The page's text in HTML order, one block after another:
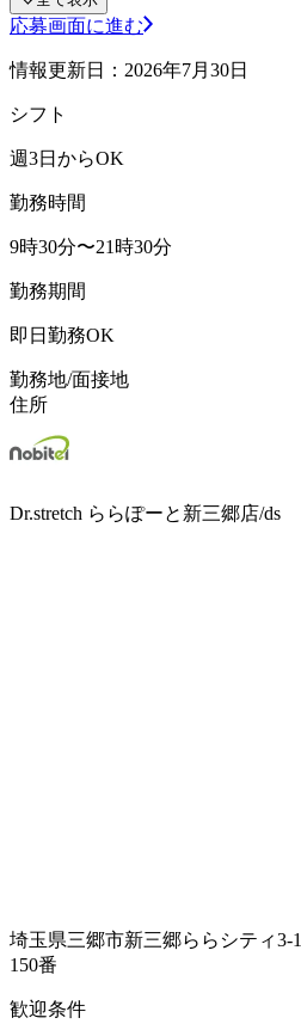
応募画面に進む
情報更新日：2026年7月30日
シフト
週3日からOK
勤務時間
9時30分〜21時30分
勤務期間
即日勤務OK
勤務地/面接地
住所
Dr.stretch ららぽーと新三郷店/ds
埼玉県三郷市新三郷ららシティ3-
150番
歓迎条件